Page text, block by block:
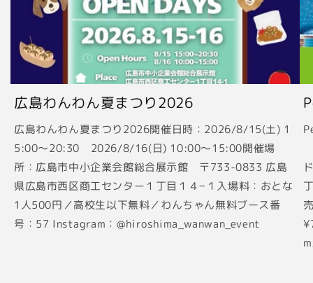
広島わんわん夏まつり2026
広島わんわん夏まつり2026開催日時：2026/8/15(土) 1
5:00〜20:30 2026/8/16(日) 10:00〜15:00開催場
所：広島市中小企業会館総合展示館 〒733-0833 広島
県広島市西区商工センター１丁目１４−１入場料：おとな
1人500円／高校生以下無料／わんちゃん無料ブース番
号：57 Instagram：@hiroshima_wanwan_event